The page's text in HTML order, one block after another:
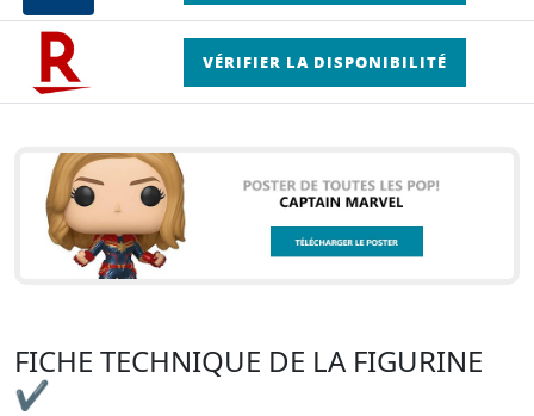
VÉRIFIER LA DISPONIBILITÉ
FICHE TECHNIQUE DE LA FIGURINE
✔